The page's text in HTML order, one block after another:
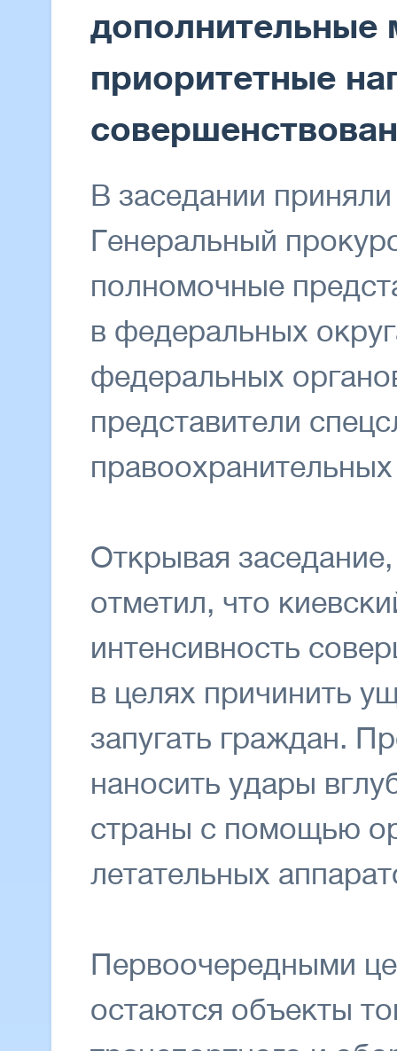
приоритетные
В заседании
Генеральный
полномочные
в федеральных
федеральных
представители
Открывая
отметил, что
интенсивность
в целях причинить
запугать граждан.
наносить удары
страны с помощью
летательных
Первоочередными
остаются объекты